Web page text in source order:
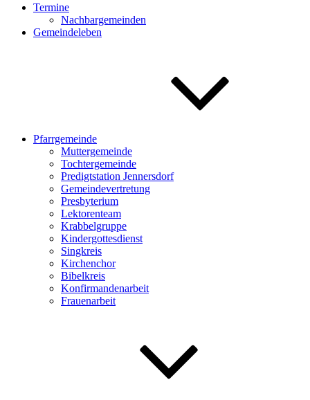
Termine
Nachbargemeinden
Gemeindeleben
Pfarrgemeinde
Muttergemeinde
Tochtergemeinde
Predigtstation Jennersdorf
Gemeindevertretung
Presbyterium
Lektorenteam
Krabbelgruppe
Kindergottesdienst
Singkreis
Kirchenchor
Bibelkreis
Konfirmandenarbeit
Frauenarbeit